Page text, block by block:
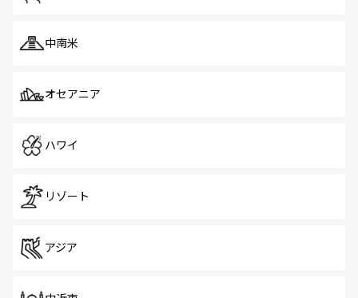
中南米
オセアニア
ハワイ
リゾート
アジア